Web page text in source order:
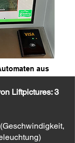
aus
Liftpictures: 3